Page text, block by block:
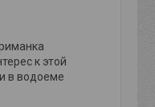
к этой
в водоеме